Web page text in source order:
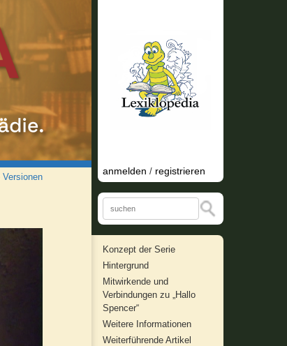
Versionen
anmelden / registrieren
Konzept der Serie
Hintergrund
Mitwirkende und
Verbindungen zu „Hallo
Spencer“
Weitere Informationen
Weiterführende Artikel